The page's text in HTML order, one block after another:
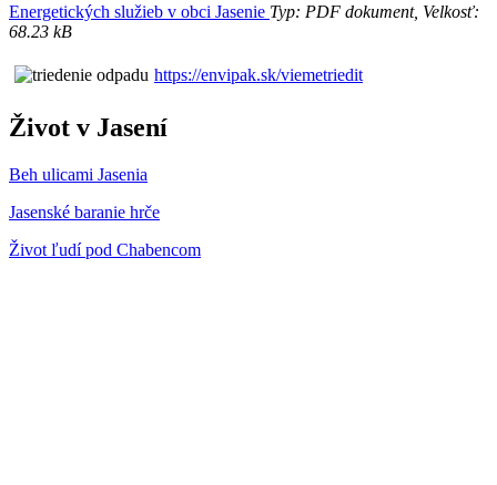
Energetických služieb v obci Jasenie Typ: PDF dokument, Velkosť:
68.23 kB
https://envipak.sk/viemetriedit
Život v Jasení
Beh ulicami Jasenia
Jasenské baranie hrče
Život ľudí pod Chabencom